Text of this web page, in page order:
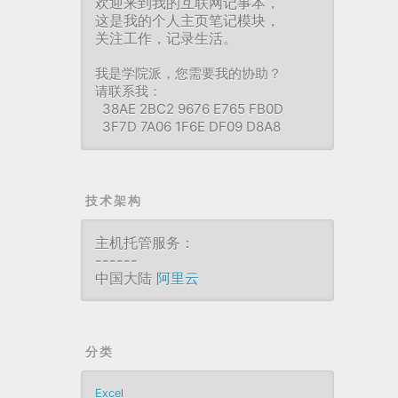
这是我的个人主页笔记模块，
关注工作，记录生活。
我是学院派，您需要我的协助？
请联系我：
38AE 2BC2 9676 E765 FB0D
3F7D 7A06 1F6E DF09 D8A8
技术架构
主机托管服务：
------
中国大陆 阿里云
分类
Excel